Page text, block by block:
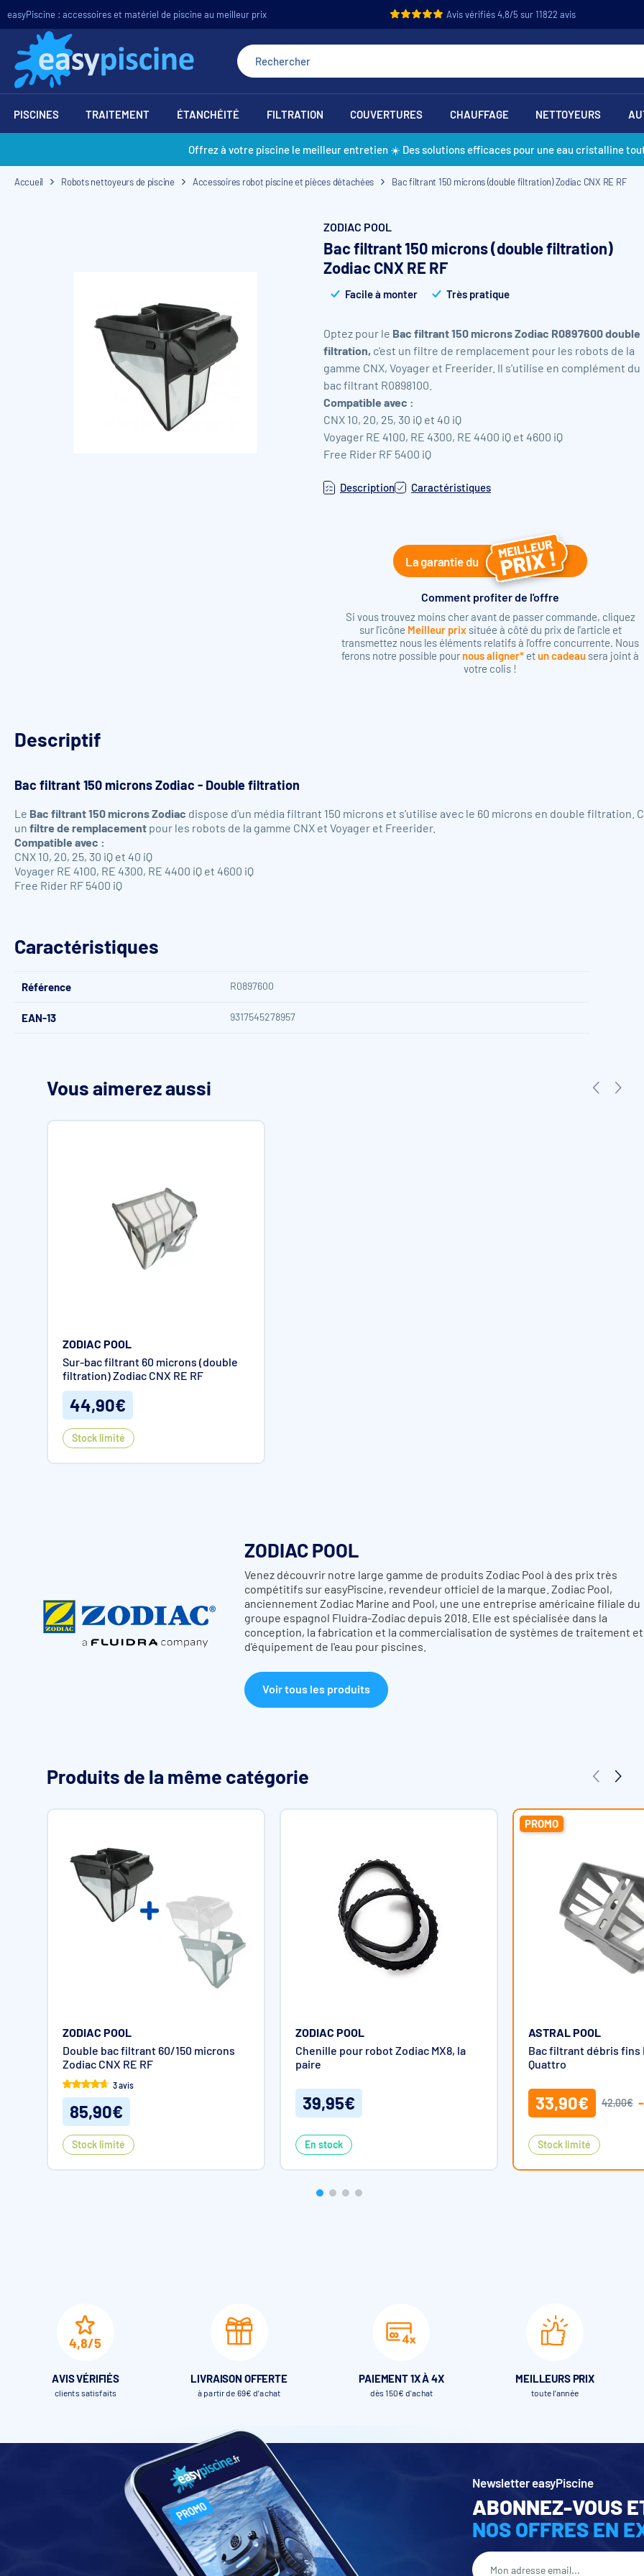
easyPiscine : accessoires et matériel de piscine au meilleur prix Avis vérifiés 4,8/5 sur 11822 avis
PISCINES TRAITEMENT ÉTANCHÉITÉ FILTRATION COUVERTURES CHAUFFAGE NETTOYEURS
Offrez à votre piscine le meilleur entretien ☀️ Des solutions efficaces pour une eau cristalline
Accueil Robots nettoyeurs de piscine Accessoires robot piscine et pièces détachées Bac filtrant 150 microns (double filtration) Zodiac CNX RE RF
ZODIAC POOL
Bac filtrant 150 microns (double filtration)
Zodiac CNX RE RF
Facile à monter Très pratique
Optez pour le Bac filtrant 150 microns Zodiac R0897600 double
filtration, c'est un filtre de remplacement pour les robots de la
gamme CNX, Voyager et Freerider. Il s'utilise en complément du
bac filtrant R0898100.
Compatible avec :
CNX 10, 20, 25, 30 iQ et 40 iQ
Voyager RE 4100, RE 4300, RE 4400 iQ et 4600 iQ
Free Rider RF 5400 iQ
Description Caractéristiques
La garantie du
Comment profiter de l'offre
Si vous trouvez moins cher avant de passer commande, cliquez
sur l'icône Meilleur prixsituée à côté du prix de l'article et
transmettez nous les éléments relatifs à l'offre concurrente. Nous
ferons notre possible pour nous aligner* etun cadeau sera joint à
votre colis !
Descriptif
Bac filtrant 150 microns Zodiac - Double filtration
Le Bac filtrant 150 microns Zodiac dispose d'un média filtrant 150 microns et s'utilise avec le 60 microns en double filtration.
un filtre de remplacement pour les robots de la gamme CNX et Voyager et Freerider.
Compatible avec :
CNX 10, 20, 25, 30 iQ et 40 iQ
Voyager RE 4100, RE 4300, RE 4400 iQ et 4600 iQ
Free Rider RF 5400 iQ
Caractéristiques
Référence R0897600
EAN-13 9317545278957
Vous aimerez aussi
ZODIAC POOL
Sur-bac filtrant 60 microns (double
filtration) Zodiac CNX RE RF
44,90€
Stock limité
ZODIAC POOL
Venez découvrir notre large gamme de produits Zodiac Pool à des prix très
compétitifs sur easyPiscine, revendeur officiel de la marque. Zodiac Pool,
anciennement Zodiac Marine and Pool, une une entreprise américaine filiale du
groupe espagnol Fluidra-Zodiac depuis 2018. Elle est spécialisée dans la
conception, la fabrication et la commercialisation de systèmes de traitement et
d'équipement de l'eau pour piscines.
Voir tous les produits
Produits de la même catégorie
ZODIAC POOL
Double bac filtrant 60/150 microns
Zodiac CNX RE RF
3 avis
85,90€
Stock limité
ZODIAC POOL
Chenille pour robot Zodiac MX8, la
paire
39,95€
En stock
PROMO
ASTRAL POOL
Bac filtrant débris fins
Quattro
33,90€ 42,00€
Stock limité
4,8/5
AVIS VÉRIFIÉS
clients satisfaits
LIVRAISON OFFERTE
à partir de 69€ d’achat
PAIEMENT 1X À 4X
dès 150€ d'achat
MEILLEURS PRIX
toute l’année
Newsletter easyPiscine
ABONNEZ-VOUS
NOS OFFRES EN